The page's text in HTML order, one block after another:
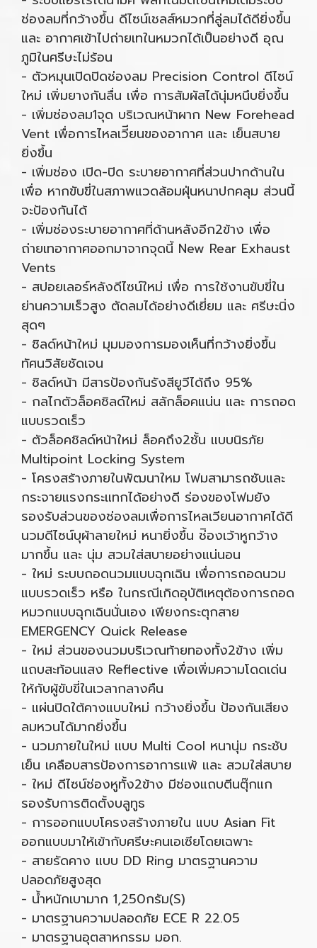
ช่องลมที่กว้างขึ้น ดีไซน์เชลส์หมวกที่ลู่ลมได้ดียิ่งขึ้น
และ อากาศเข้าไปถ่ายเทในหมวกได้เป็นอย่างดี อุณ
ภูมิในศรีษะไม่ร้อน
- ตัวหมุนเปิดปิดช่องลม Precision Control ดีไซน์
ใหม่ เพิ่มยางกันลื่น เพื่อ การสัมผัสได้นุ่มหนึบยิ่งขึ้น
- เพิ่มช่องลม1จุด บริเวณหน้าผาก New Forehead
Vent เพื่อการไหลเวีียนของอากาศ และ เย็นสบาย
ยิ่งขึ้น
- เพิ่มช่อง เปิด-ปิด ระบายอากาศที่ส่วนปากด้านใน
เพื่อ หากขับขี่ในสภาพแวดล้อมฝุ่นหนาปกคลุม ส่วนนี้
จะป้องกันได้
- เพิ่มช่องระบายอากาศที่ด้านหลังอีก2ข้าง เพื่อ
ถ่ายเทอากาศออกมาจากจุดนี้ New Rear Exhaust
Vents
- สปอยเลอร์หลังดีไซน์ใหม่ เพื่อ การใช้งานขับขี่ใน
ย่านความเร็วสูง ตัดลมได้อย่างดีเยี่ยม และ ศรีษะนิ่ง
สุดๆ
- ชิลด์หน้าใหม่ มุมมองการมองเห็นที่กว้างยิ่งขึ้น
ทัศนวิสัยชัดเจน
- ชิลด์หน้า มีสารป้องกันรังสียูวีได้ถึง 95%
- กลไกตัวล็อคชิลด์ใหม่ สลักล็อคแน่น และ การถอด
แบบรวดเร็ว
- ตัวล็อคชิลด์หน้าใหม่ ล็อคถึง2ชั้น แบบนิรภัย
Multipoint Locking System
- โครงสร้างภายในพัฒนาใหม โฟมสามารถซับและ
กระจายแรงกระแทกได้อย่างดี ร่องของโฟมยัง
รองรับส่วนของช่องลมเพื่อการไหลเวียนอากาศได้ดี
นวมดีไซน์บุผ้าลายใหม่ หนายิ่งขึ้น ช่ิองเว้าหูกว้าง
มากขึ้น และ นุ่ม สวมใส่สบายอย่างแน่นอน
- ใหม่ ระบบถอดนวมแบบฉุกเฉิน เพื่อการถอดนวม
แบบรวดเร็ว หรือ ในกรณีเกิดอุบัติเหตุต้องการถอด
หมวกแบบฉุกเฉินนั่นเอง เพียงกระตุกสาย
EMERGENCY Quick Release
- ใหม่ ส่วนของนวมบริเวณท้ายทองทั้ง2ข้าง เพิ่ม
แถบสะท้อนแสง Reflective เพื่อเพิ่มความโดดเด่น
ให้กับผู้ขับขี่ในเวลากลางคืน
- แผ่นปิดใต้คางแบบใหม่ กว้างยิ่งขึ้น ป้องกันเสียง
ลมหวนได้มากยิ่งขึ้น
- นวมภายในใหม่ แบบ Multi Cool หนานุ่ม กระชับ
เย็น เคลือบสารป้องการอาการแพ้ และ สวมใส่สบาย
- ใหม่ ดีไซน์ช่องหูทั้ง2ข้าง มีช่องแถบตีนตุ๊กแก
รองรับการติดตั้งบลูทูธ
- การออกแบบโครงสร้างภายใน แบบ Asian Fit
ออกแบบมาให้เข้ากับศรีษะคนเอเซียโดยเฉพาะ
- สายรัดคาง แบบ DD Ring มาตรฐานความ
ปลอดภัยสูงสุด
- น้ำหนักเบามาก 1,250กรัม(S)
- มาตรฐานความปลอดภัย ECE R 22.05
- มาตรฐานอุตสาหกรรม มอก.